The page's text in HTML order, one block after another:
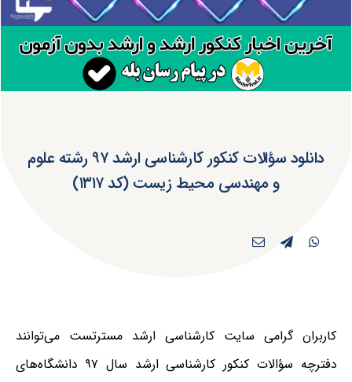
دانلود سؤالات کنکور کارشناسی ارشد ۹۷ رشته علوم
و مهندسی محیط زیست (کد ۱۳۱۷)
کاربران گرامی سایت کارشناسی ارشد مسترتست می‌توانند
دفترچه سؤالات کنکور کارشناسی ارشد سال ۹۷ دانشگاه‌های